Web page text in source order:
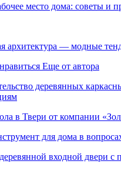
место дома: советы и
архитектура — модные
Еще от автора
деревянных
в Твери от компании
для дома в
входной двери